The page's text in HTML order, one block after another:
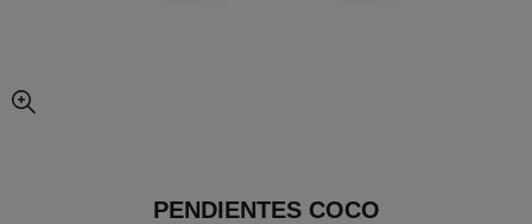
imagen agrandada
PENDIENTES COCO